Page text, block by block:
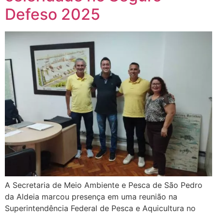
Defeso 2025
A Secretaria de Meio Ambiente e Pesca de São Pedro
da Aldeia marcou presença em uma reunião na
Superintendência Federal de Pesca e Aquicultura no